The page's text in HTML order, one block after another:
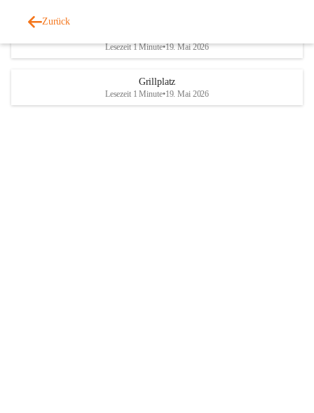
Zurück
Lesezeit 1 Minute•19. Mai 2026
Grillplatz
Lesezeit 1 Minute•19. Mai 2026